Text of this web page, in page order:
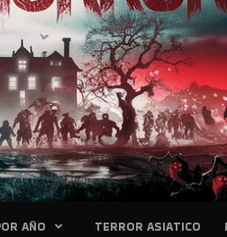
AÑO TERROR ASIATICO